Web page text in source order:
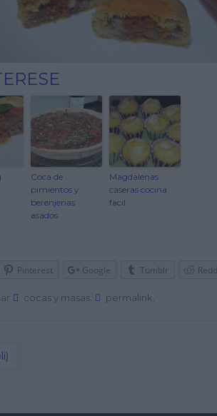
Coca de
pimientos y
berenjenas
asados
Magdalenas
caseras cocina
facil
Pinterest Google Tumblr
cocas y masas. permalink.